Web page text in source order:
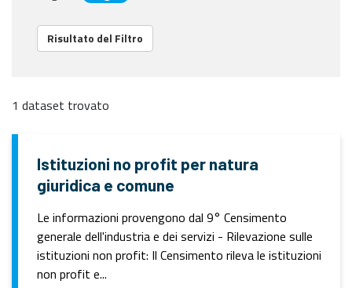
Risultato del Filtro
1 dataset trovato
Istituzioni no profit per natura
giuridica e comune
Le informazioni provengono dal 9° Censimento
generale dell'industria e dei servizi - Rilevazione sulle
istituzioni non profit: Il Censimento rileva le istituzioni
non profit e...